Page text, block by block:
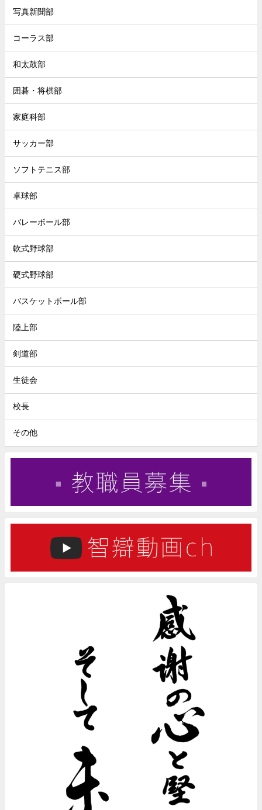
写真新聞部
コーラス部
和太鼓部
囲碁・将棋部
家庭科部
サッカー部
ソフトテニス部
卓球部
バレーボール部
軟式野球部
硬式野球部
バスケットボール部
陸上部
剣道部
生徒会
校長
その他